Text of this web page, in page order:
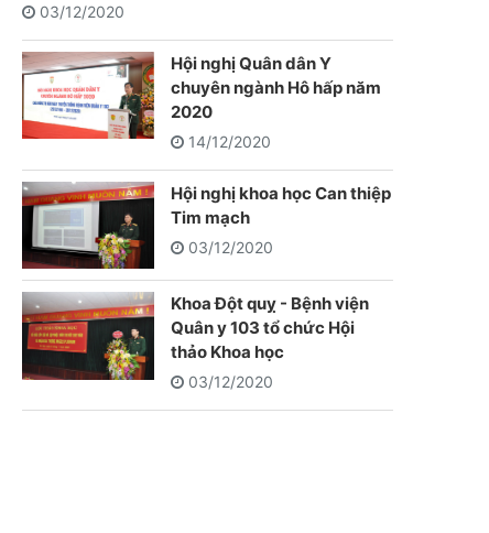
03/12/2020
Hội nghị Quân dân Y
chuyên ngành Hô hấp năm
2020
14/12/2020
Hội nghị khoa học Can thiệp
Tim mạch
03/12/2020
Khoa Đột quỵ - Bệnh viện
Quân y 103 tổ chức Hội
thảo Khoa học
03/12/2020